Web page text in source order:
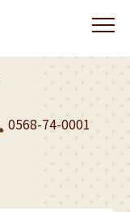
0568-74-0001